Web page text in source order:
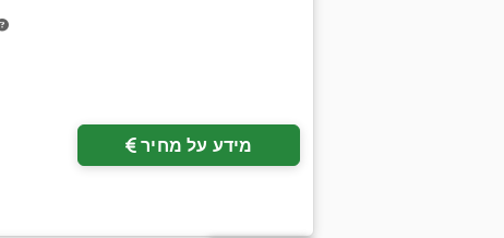
מידע על מחיר